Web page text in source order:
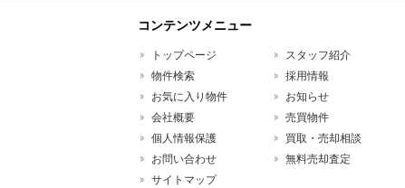
コンテンツメニュー
トップページ
物件検索
お気に入り物件
会社概要
個人情報保護
お問い合わせ
サイトマップ
スタッフ紹介
採用情報
お知らせ
売買物件
買取・売却相談
無料売却査定